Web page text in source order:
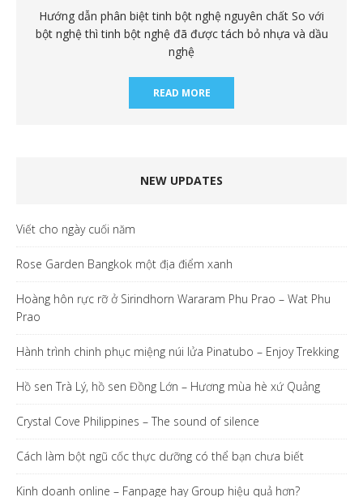
Hướng dẫn phân biệt tinh bột nghệ nguyên chất So với
bột nghệ thì tinh bột nghệ đã được tách bỏ nhựa và dầu
nghệ
READ MORE
NEW UPDATES
Viết cho ngày cuối năm
Rose Garden Bangkok một địa điểm xanh
Hoàng hôn rực rỡ ở Sirindhorn Wararam Phu Prao – Wat Phu
Prao
Hành trình chinh phục miệng núi lửa Pinatubo – Enjoy Trekking
Hồ sen Trà Lý, hồ sen Đồng Lớn – Hương mùa hè xứ Quảng
Crystal Cove Philippines – The sound of silence
Cách làm bột ngũ cốc thực dưỡng có thể bạn chưa biết
Kinh doanh online – Fanpage hay Group hiệu quả hơn?